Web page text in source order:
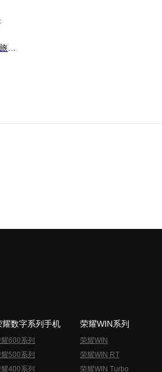
耀数字系列手机
600系列
500系列
400系列
荣耀WIN系列
荣耀WIN
荣耀WIN RT
荣耀WIN Turbo